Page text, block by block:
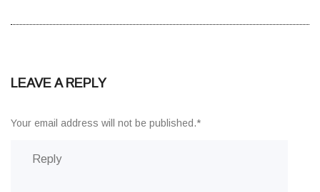
LEAVE A REPLY
Your email address will not be published.*